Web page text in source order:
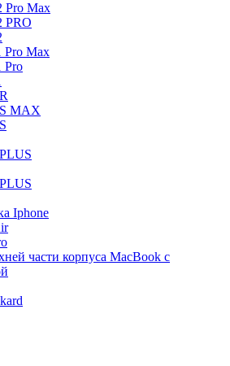
Pro Max
PRO
Pro Max
Pro
MAX
Iphone
части корпуса MacBook с